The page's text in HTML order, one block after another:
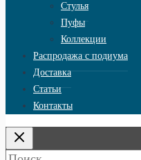
Стулья
Пуфы
Коллекции
Распродажа с подиума
Доставка
Статьи
Контакты